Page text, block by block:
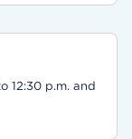
12:30 p.m. and